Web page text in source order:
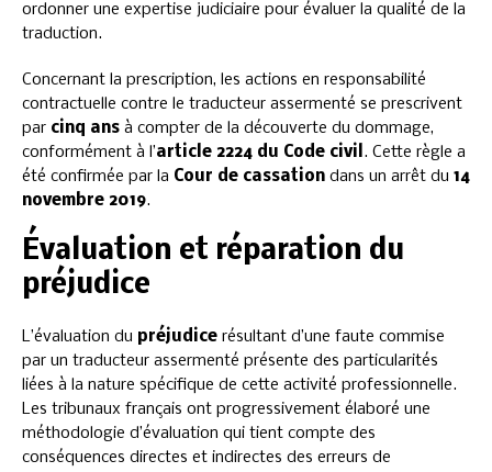
ordonner une expertise judiciaire pour évaluer la qualité de la
traduction.
Concernant la prescription, les actions en responsabilité
contractuelle contre le traducteur assermenté se prescrivent
par cinq ans à compter de la découverte du dommage,
conformément à l’article 2224 du Code civil . Cette règle a
été confirmée par la Cour de cassation dans un arrêt du 14
novembre 2019.
Évaluation et réparation du
préjudice
L’évaluation du préjudice résultant d’une faute commise
par un traducteur assermenté présente des particularités
liées à la nature spécifique de cette activité professionnelle.
Les tribunaux français ont progressivement élaboré une
méthodologie d’évaluation qui tient compte des
conséquences directes et indirectes des erreurs de